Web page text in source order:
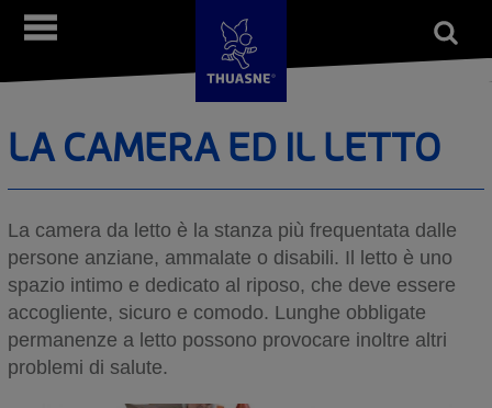
Salta
Open
form Menù
LA CAMERA ED IL LETTO
La camera da letto è la stanza più frequentata dalle
persone anziane, ammalate o disabili. Il letto è uno
spazio intimo e dedicato al riposo, che deve essere
accogliente, sicuro e comodo. Lunghe obbligate
permanenze a letto possono provocare inoltre altri
problemi di salute.